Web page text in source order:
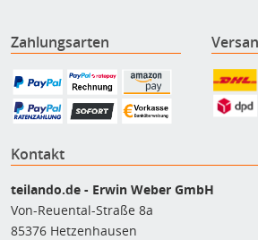
Zahlungsarten
Kontakt
teilando.de - Erwin Weber GmbH
Von-Reuental-Straße 8a
85376 Hetzenhausen